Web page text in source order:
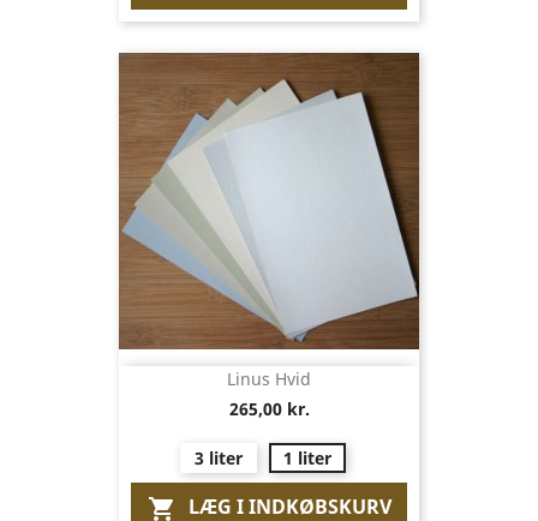
Linus Hvid
265,00 kr.
3 liter 1 liter
 LÆG I INDKØBSKURV